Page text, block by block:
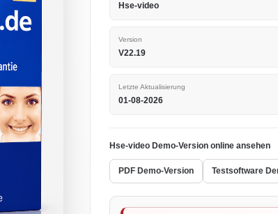
Hse-video
Version
V22.19
Letzte Aktualisierung
01-08-2026
Hse-video Demo-Version online ansehen
PDF Demo-Version Testsoftware